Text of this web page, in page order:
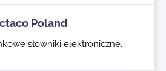
Poland
słowniki elektroniczne.